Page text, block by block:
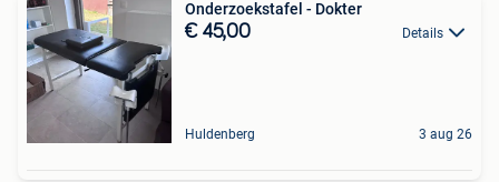
Onderzoekstafel - Dokter
€ 45,00 Details
Huldenberg 3 aug 26